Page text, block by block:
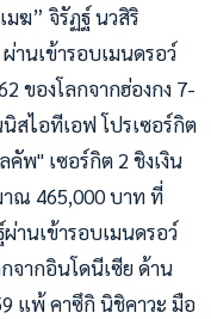
มฆ” จิรัฏฐ์ นวสิริ
านเข้ารอบเมนดรอว์
ของโลกจากฮ่องกง 7-
สไอทีเอฟ โปรเซอร์กิต
คัพ" เซอร์กิต 2 ชิงเงิน
าณ 465,000 บาท ที่
านเข้ารอบเมนดรอว์
จากอินโดนีเซีย ด้าน
แพ้ คาซึกิ นิชิคาวะ มือ